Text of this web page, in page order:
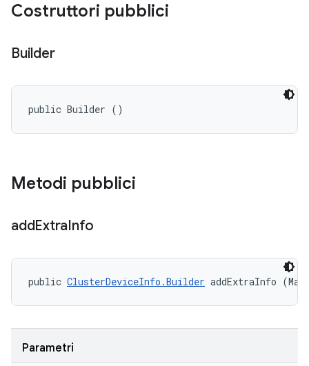
Costruttori pubblici
Builder
public Builder ()
Metodi pubblici
addExtraInfo
public ClusterDeviceInfo.Builder addExtraInfo
Parametri